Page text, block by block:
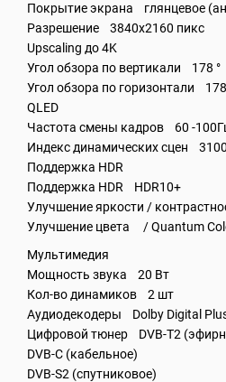
Покрытие экрана глянцевое
Разрешение 3840x2160 пикс
Upscaling до 4K
Угол обзора по вертикали 178 °
Угол обзора по горизонтали 178
QLED
Частота смены кадров 60 -
Индекс динамических сцен
Поддержка HDR
Поддержка HDR HDR10+
Улучшение яркости /
Улучшение цвета / Quantum
Мультимедия
Мощность звука 20 Вт
Кол-во динамиков 2 шт
Аудиодекодеры Dolby Digital
Цифровой тюнер DVB-T2
DVB-C (кабельное)
DVB-S2 (спутниковое)